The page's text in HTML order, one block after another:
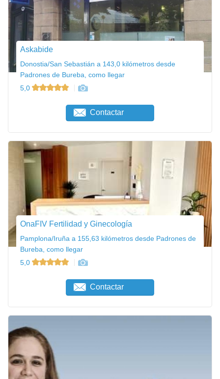
Askabide
Donostia/San Sebastián a 143,0 kilómetros desde
Padrones de Bureba, como llegar
5,0
Contactar
OnaFIV Fertilidad y Ginecología
Pamplona/Iruña a 155,63 kilómetros desde Padrones de
Bureba, como llegar
5,0
Contactar